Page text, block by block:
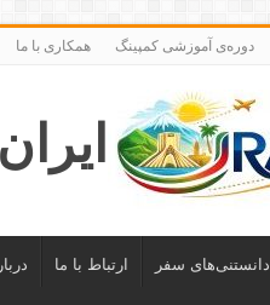
دوره‌ی آموزشی کمپینگ همکاری با ما
دانستنی‌های سفر ارتباط با ما